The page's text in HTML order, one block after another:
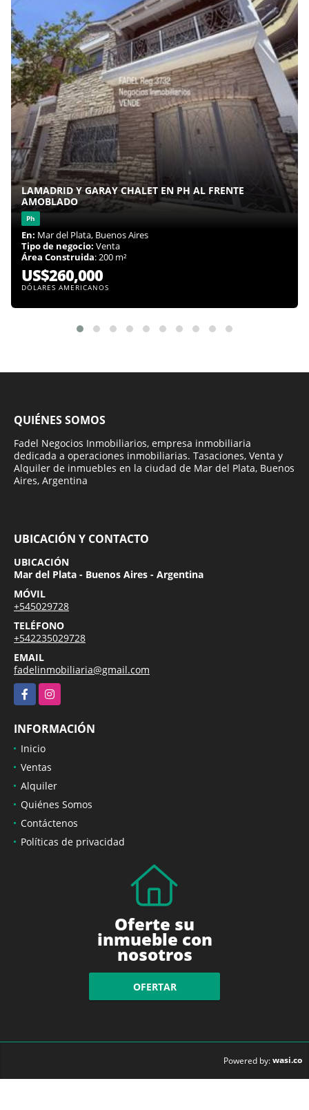
LAMADRID Y GARAY CHALET EN PH AL FRENTE
AMOBLADO
Ph
En: Mar del Plata, Buenos Aires
Tipo de negocio: Venta
Área Construida: 200 m²
US$260,000
DÓLARES AMERICANOS
QUIÉNES SOMOS
Fadel Negocios Inmobiliarios, empresa inmobiliaria
dedicada a operaciones inmobiliarias. Tasaciones, Venta y
Alquiler de inmuebles en la ciudad de Mar del Plata, Buenos
Aires, Argentina
UBICACIÓN Y CONTACTO
UBICACIÓN
Mar del Plata - Buenos Aires - Argentina
MÓVIL
+545029728
TELÉFONO
+542235029728
EMAIL
fadelinmobiliaria@gmail.com
FacebookInstagram
INFORMACIÓN
Inicio
Ventas
Alquiler
Quiénes Somos
Contáctenos
Políticas de privacidad
Oferte su
inmueble con
nosotros
OFERTAR
Powered by:wasi.co